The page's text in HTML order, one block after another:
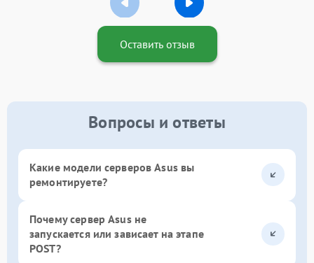
Оставить отзыв
Вопросы и ответы
Какие модели серверов Asus вы
ремонтируете?
Почему сервер Asus не
запускается или зависает на этапе
POST?